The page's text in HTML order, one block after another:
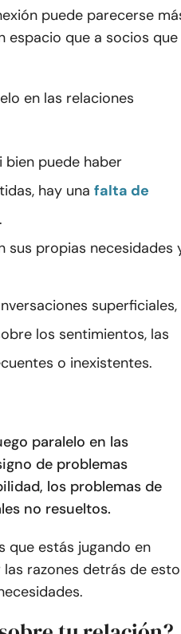
puede parecerse
espacio que a socios que
en las relaciones
bien puede haber
hay una falta de
sus propias necesidades
superficiales,
los sentimientos, las
o inexistentes.
paralelo en las
de problemas
los problemas de
no resueltos.
que estás jugando en
razones detrás de esto